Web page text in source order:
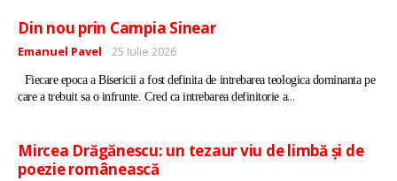
Din nou prin Campia Sinear
Detalii
Emanuel Pavel 25 Iulie 2026
Fiecare epoca a Bisericii a fost definita de intrebarea teologica dominanta pe
care a trebuit sa o infrunte. Cred ca intrebarea definitorie a...
Mircea Drăgănescu: un tezaur viu de limbă și de
poezie românească